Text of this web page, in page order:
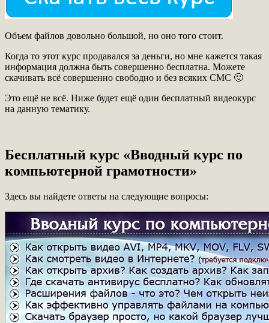
Объем файлов довольно большой, но оно того стоит.
Когда то этот курс продавался за деньги, но мне кажется такая
информация должна быть совершенно бесплатна. Можете
скачивать всё совершенно свободно и без всяких СМС 🙂
Это ещё не всё. Ниже будет ещё один бесплатный видеокурс
на данную тематику.
Бесплатный курс «Вводный курс по
компьютерной грамотности»
Здесь вы найдете ответы на следующие вопросы: